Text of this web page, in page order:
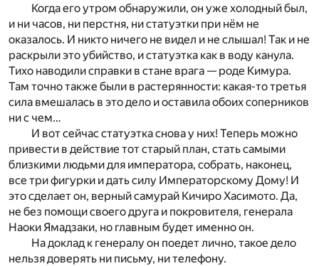
Когда его утром обнаружили, он уже холодный был,
и ни часов, ни перстня, ни статуэтки при нём не
оказалось. И никто ничего не видел и не слышал! Так и не
раскрыли это убийство, и статуэтка как в воду канула.
Тихо наводили справки в стане врага — роде Кимура.
Там точно также были в растерянности: какая-то третья
сила вмешалась в это дело и оставила обоих соперников
ни с чем…
И вот сейчас статуэтка снова у них! Теперь можно
привести в действие тот старый план, стать самыми
близкими людьми для императора, собрать, наконец,
все три фигурки и дать силу Императорскому Дому! И
это сделает он, верный самурай Кичиро Хасимото. Да,
не без помощи своего друга и покровителя, генерала
Наоки Ямадзаки, но главным будет именно он.
На доклад к генералу он поедет лично, такое дело
нельзя доверять ни письму, ни телефону.